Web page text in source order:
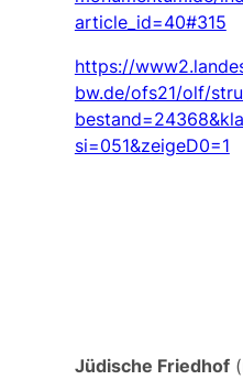
article_id=40#315
https://
bw.de/ofs21/olf/
si=051&zeigeD0=1
Jüdische Friedhof